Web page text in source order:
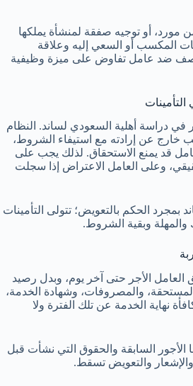
أو توجيه صفقة لمنشأة يملكها
المكسب أو السعي إليه وعلاقة
ضد عامل تفاوض على ميزة وظيفية
التأمينات
في دراسة أهلية السعودي لساند. النظام
عن إرادته مع استيفاء الشروط،
قد يمنع الاستحقاق. لذلك يجب على
وعلى العامل الاعتراض إذا سجلت
الحكم بالتعويض؛ تتولى التأمينات
والمهلة وبقية الشروط.
العامل الأجر حتى آخر يوم، وبدل رصيد
المستحقة، والمصروفات، وشهادة الخدمة،
نهاية الخدمة عن تلك الفترة ولا
80، تبقى أيضًا الأجور السابقة والحقوق التي نشأت قبل
والتعويض تسقط.